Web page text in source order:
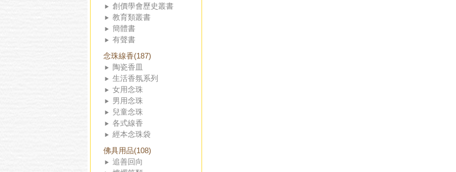
創價學會歷史叢書
教育類叢書
簡體書
有聲書
念珠線香(187)
陶瓷香皿
生活香氛系列
女用念珠
男用念珠
兒童念珠
各式線香
經本念珠袋
佛具用品(108)
追善回向